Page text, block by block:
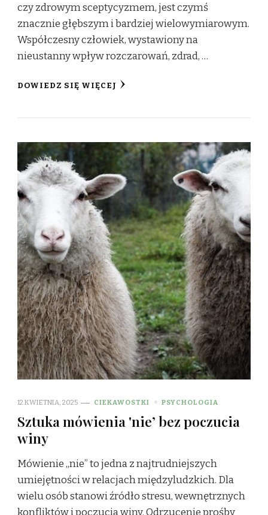
czy zdrowym sceptycyzmem, jest czymś
znacznie głębszym i bardziej wielowymiarowym.
Współczesny człowiek, wystawiony na
nieustanny wpływ rozczarowań, zdrad, …
DOWIEDZ SIĘ WIĘCEJ
12 KWIETNIA, 2025 CIEKAWOSTKI PSYCHOLOGIA
Sztuka mówienia 'nie’ bez poczucia
winy
Mówienie „nie” to jedna z najtrudniejszych
umiejętności w relacjach międzyludzkich. Dla
wielu osób stanowi źródło stresu, wewnętrznych
konfliktów i poczucia winy. Odrzucenie prośby